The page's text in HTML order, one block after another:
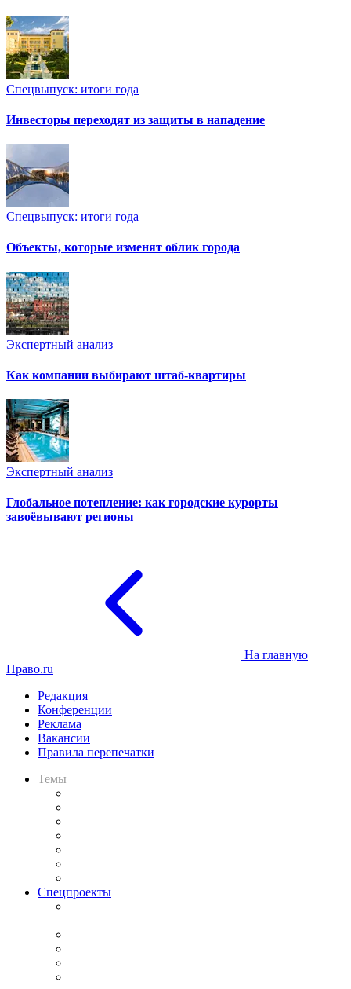
Спецвыпуск: итоги года
Инвесторы переходят из защиты в нападение
Спецвыпуск: итоги года
Объекты, которые изменят облик города
Экспертный анализ
Как компании выбирают штаб-квартиры
Экспертный анализ
Глобальное потепление: как городские курорты
завоёвывают регионы
На главную
Право.ru
Редакция
Конференции
Реклама
Вакансии
Правила перепечатки
Темы
Спецпроекты